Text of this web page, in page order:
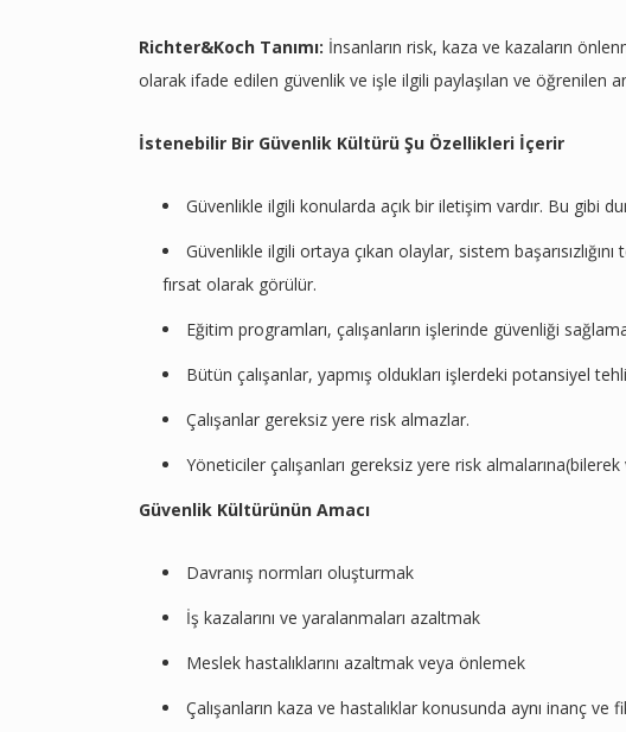
Richter&Koch Tanımı: İnsanların risk, kaza ve kazaların
olarak ifade edilen güvenlik ve işle ilgili paylaşılan ve öğrenilen
İstenebilir Bir Güvenlik Kültürü Şu Özellikleri İçerir
Güvenlikle ilgili konularda açık bir iletişim vardır. Bu gibi
Güvenlikle ilgili ortaya çıkan olaylar, sistem
fırsat olarak görülür.
Eğitim programları, çalışanların işlerinde güvenliği
Bütün çalışanlar, yapmış oldukları işlerdeki potansiyel
Çalışanlar gereksiz yere risk almazlar.
Yöneticiler çalışanları gereksiz yere risk
Güvenlik Kültürünün Amacı
Davranış normları oluşturmak
İş kazalarını ve yaralanmaları azaltmak
Meslek hastalıklarını azaltmak veya önlemek
Çalışanların kaza ve hastalıklar konusunda aynı inanç ve